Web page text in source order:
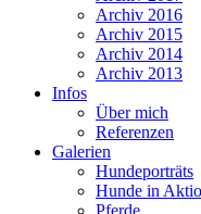
Archiv 2016
Archiv 2015
Archiv 2014
Archiv 2013
Infos
Über mich
Referenzen
Galerien
Hundeporträts
Hunde in
Pferde